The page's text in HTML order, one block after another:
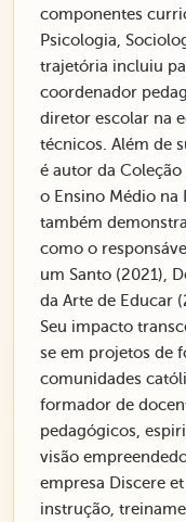
componentes
Psicologia,
trajetória incluiu
coordenador
diretor escolar na
técnicos. Além de
é autor da
o Ensino Médio na
também
como o
um Santo (2021),
da Arte de Educar
Seu impacto
se em projetos de
comunidades
formador de
pedagógicos,
visão
empresa Discere
instrução,